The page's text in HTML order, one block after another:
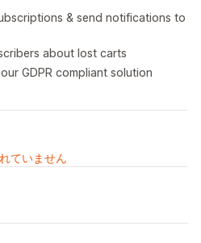
& send notifications to
about lost carts
GDPR compliant solution
ていません